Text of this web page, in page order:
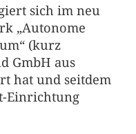
sich im neu
„Autonome
(kurz
GmbH aus
hat und seitdem
Einrichtung